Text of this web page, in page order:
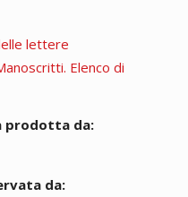
lettere
Elenco di
prodotta da:
da: